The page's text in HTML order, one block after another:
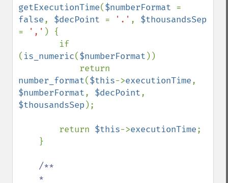
getExecutionTime($numberFormat
false, $decPoint = '.' ,
=
',' ) {
( is_numeric($numberFormat ))
number_format($this->executionTime
$numberFormat, $decPoint
$thousandsSep );
        return
$this->executionTime;
/**